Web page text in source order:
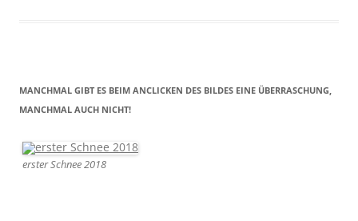
MANCHMAL GIBT ES BEIM ANCLICKEN DES BILDES EINE ÜBERRASCHUNG,
MANCHMAL AUCH NICHT!
erster Schnee 2018